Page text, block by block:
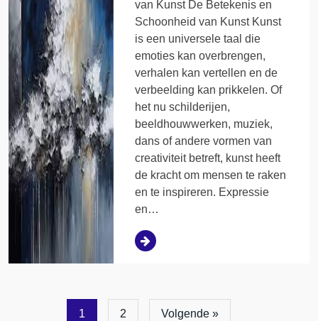
van Kunst De Betekenis en
Schoonheid van Kunst Kunst
is een universele taal die
emoties kan overbrengen,
verhalen kan vertellen en de
verbeelding kan prikkelen. Of
het nu schilderijen,
beeldhouwwerken, muziek,
dans of andere vormen van
creativiteit betreft, kunst heeft
de kracht om mensen te raken
en te inspireren. Expressie
en…
1 2 Volgende »